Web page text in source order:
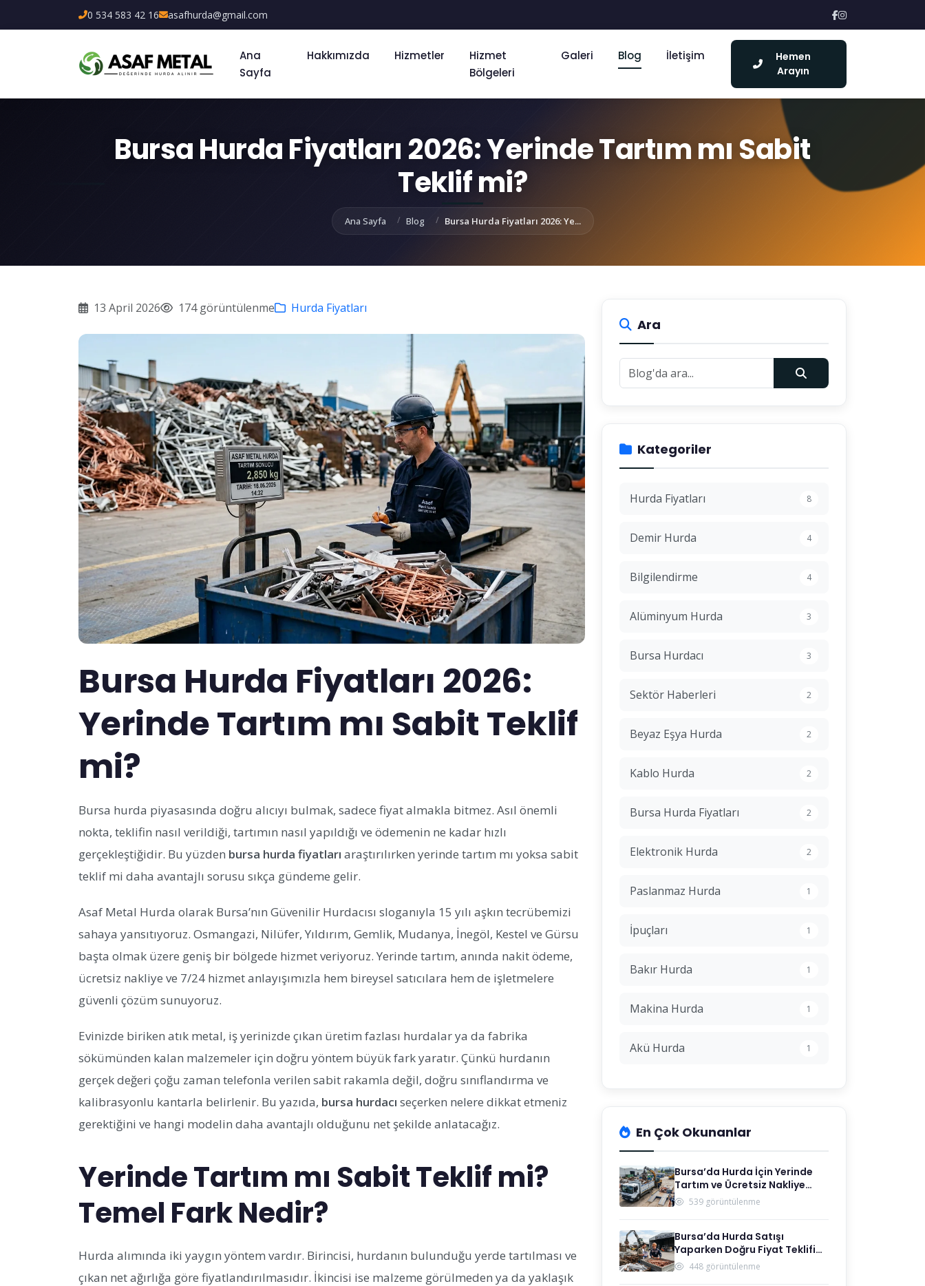
0 534 583 42 16 asafhurda@gmail.com
Ana
Sayfa
Hakkımızda Hizmetler
Hizmet
Bölgeleri
Galeri Blog İletişim
Hemen
Arayın
Bursa Hurda Fiyatları 2026: Yerinde Tartım mı Sabit
Teklif mi?
Ana Sayfa Blog Bursa Hurda Fiyatları 2026: Ye...
13 April 2026 174 görüntülenme Hurda Fiyatları
Bursa Hurda Fiyatları 2026:
Yerinde Tartım mı Sabit Teklif
mi?
Bursa hurda piyasasında doğru alıcıyı bulmak, sadece fiyat almakla bitmez. Asıl önemli
nokta, teklifin nasıl verildiği, tartımın nasıl yapıldığı ve ödemenin ne kadar hızlı
gerçekleştiğidir. Bu yüzden bursa hurda fiyatları araştırılırken yerinde tartım mı yoksa sabit
teklif mi daha avantajlı sorusu sıkça gündeme gelir.
Asaf Metal Hurda olarak Bursa’nın Güvenilir Hurdacısı sloganıyla 15 yılı aşkın tecrübemizi
sahaya yansıtıyoruz. Osmangazi, Nilüfer, Yıldırım, Gemlik, Mudanya, İnegöl, Kestel ve Gürsu
başta olmak üzere geniş bir bölgede hizmet veriyoruz. Yerinde tartım, anında nakit ödeme,
ücretsiz nakliye ve 7/24 hizmet anlayışımızla hem bireysel satıcılara hem de işletmelere
güvenli çözüm sunuyoruz.
Evinizde biriken atık metal, iş yerinizde çıkan üretim fazlası hurdalar ya da fabrika
sökümünden kalan malzemeler için doğru yöntem büyük fark yaratır. Çünkü hurdanın
gerçek değeri çoğu zaman telefonla verilen sabit rakamla değil, doğru sınıflandırma ve
kalibrasyonlu kantarla belirlenir. Bu yazıda, bursa hurdacı seçerken nelere dikkat etmeniz
gerektiğini ve hangi modelin daha avantajlı olduğunu net şekilde anlatacağız.
Yerinde Tartım mı Sabit Teklif mi?
Temel Fark Nedir?
Hurda alımında iki yaygın yöntem vardır. Birincisi, hurdanın bulunduğu yerde tartılması ve
çıkan net ağırlığa göre fiyatlandırılmasıdır. İkincisi ise malzeme görülmeden ya da yaklaşık
Ara
Kategoriler
Hurda Fiyatları 8
Demir Hurda 4
Bilgilendirme 4
Alüminyum Hurda 3
Bursa Hurdacı 3
Sektör Haberleri 2
Beyaz Eşya Hurda 2
Kablo Hurda 2
Bursa Hurda Fiyatları 2
Elektronik Hurda 2
Paslanmaz Hurda 1
İpuçları 1
Bakır Hurda 1
Makina Hurda 1
Akü Hurda 1
En Çok Okunanlar
Bursa’da Hurda İçin Yerinde
Tartım ve Ücretsiz Nakliye
Kimde?
539 görüntülenme
Bursa’da Hurda Satışı
Yaparken Doğru Fiyat Teklifi
Nasıl Alınır?
448 görüntülenme